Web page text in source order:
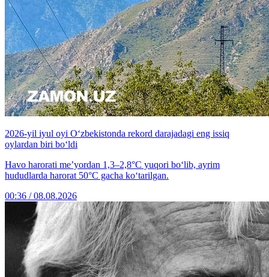
2026-yil iyul oyi O‘zbekistonda rekord darajadagi eng issiq
oylardan biri bo‘ldi
Havo harorati me’yordan 1,3–2,8°C yuqori bo‘lib, ayrim
hududlarda harorat 50°C gacha ko‘tarilgan.
00:36 / 08.08.2026